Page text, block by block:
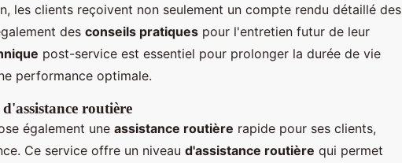
les clients reçoivent non seulement un compte rendu détaillé des
des conseils pratiques pour l'entretien futur de leur
post-service est essentiel pour prolonger la durée de vie
performance optimale.
routière
également une assistance routière rapide pour ses clients,
Ce service offre un niveau d'assistance routière qui permet